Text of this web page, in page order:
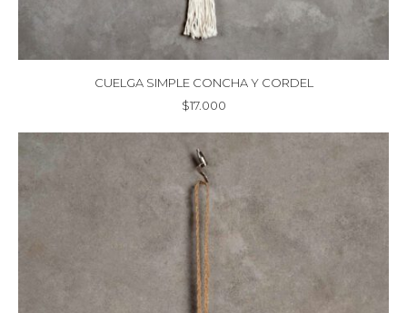
CUELGA SIMPLE CONCHA Y CORDEL
$17.000